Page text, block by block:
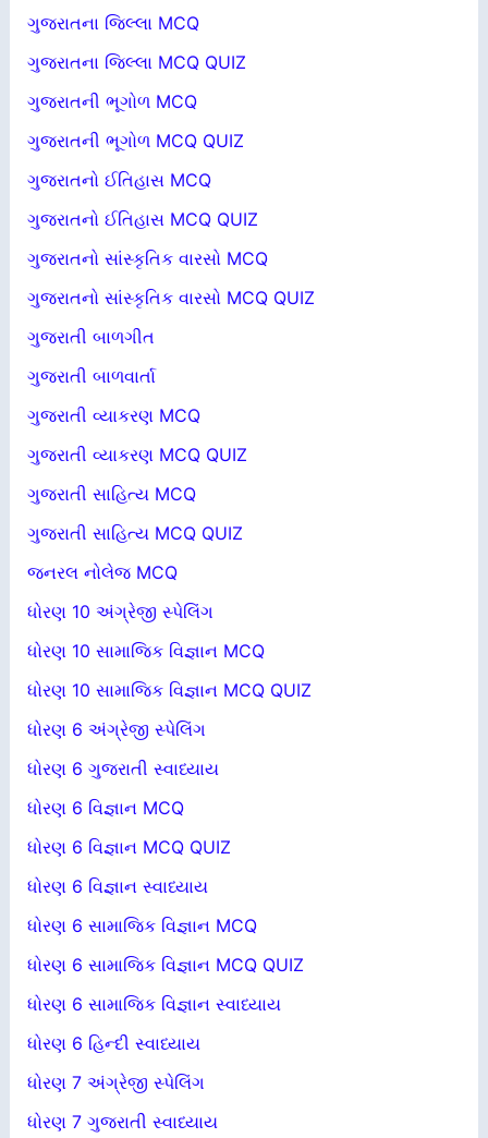
ગુજરાતના જિલ્લા MCQ
ગુજરાતના જિલ્લા MCQ QUIZ
ગુજરાતની ભૂગોળ MCQ
ગુજરાતની ભૂગોળ MCQ QUIZ
ગુજરાતનો ઈતિહાસ MCQ
ગુજરાતનો ઈતિહાસ MCQ QUIZ
ગુજરાતનો સાંસ્કૃતિક વારસો MCQ
ગુજરાતનો સાંસ્કૃતિક વારસો MCQ QUIZ
ગુજરાતી બાળગીત
ગુજરાતી બાળવાર્તા
ગુજરાતી વ્યાકરણ MCQ
ગુજરાતી વ્યાકરણ MCQ QUIZ
ગુજરાતી સાહિત્ય MCQ
ગુજરાતી સાહિત્ય MCQ QUIZ
જનરલ નોલેજ MCQ
ધોરણ 10 અંગ્રેજી સ્પેલિંગ
ધોરણ 10 સામાજિક વિજ્ઞાન MCQ
ધોરણ 10 સામાજિક વિજ્ઞાન MCQ QUIZ
ધોરણ 6 અંગ્રેજી સ્પેલિંગ
ધોરણ 6 ગુજરાતી સ્વાધ્યાય
ધોરણ 6 વિજ્ઞાન MCQ
ધોરણ 6 વિજ્ઞાન MCQ QUIZ
ધોરણ 6 વિજ્ઞાન સ્વાધ્યાય
ધોરણ 6 સામાજિક વિજ્ઞાન MCQ
ધોરણ 6 સામાજિક વિજ્ઞાન MCQ QUIZ
ધોરણ 6 સામાજિક વિજ્ઞાન સ્વાધ્યાય
ધોરણ 6 હિન્દી સ્વાધ્યાય
ધોરણ 7 અંગ્રેજી સ્પેલિંગ
ધોરણ 7 ગુજરાતી સ્વાધ્યાય